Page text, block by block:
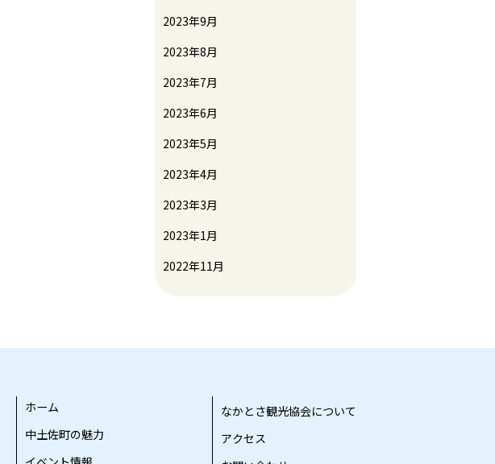
2023年9月
2023年8月
2023年7月
2023年6月
2023年5月
2023年4月
2023年3月
2023年1月
2022年11月
ホーム
中土佐町の魅力
なかとさ観光協会について
アクセス